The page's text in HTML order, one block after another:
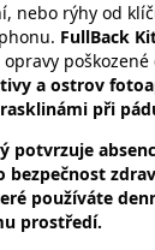
nebo rýhy od
FullBack
opravy
a ostrov
při
potvrzuje
používáte
prostředí.